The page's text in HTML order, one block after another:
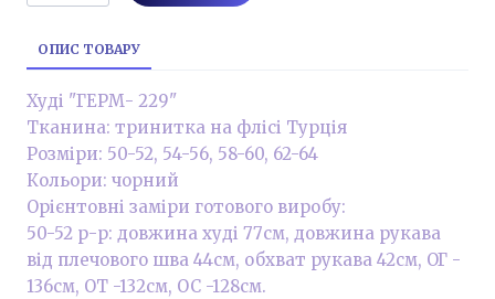
ОПИС ТОВАРУ
Худі "ГЕРМ- 229"
Тканина: тринитка на флісі Турція
Розміри: 50-52, 54-56, 58-60, 62-64
Кольори: чорний
Орієнтовні заміри готового виробу:
50-52 р-р: довжина худі 77см, довжина рукава
від плечового шва 44см, обхват рукава 42см, ОГ -
136см, ОТ -132см, OC -128см.